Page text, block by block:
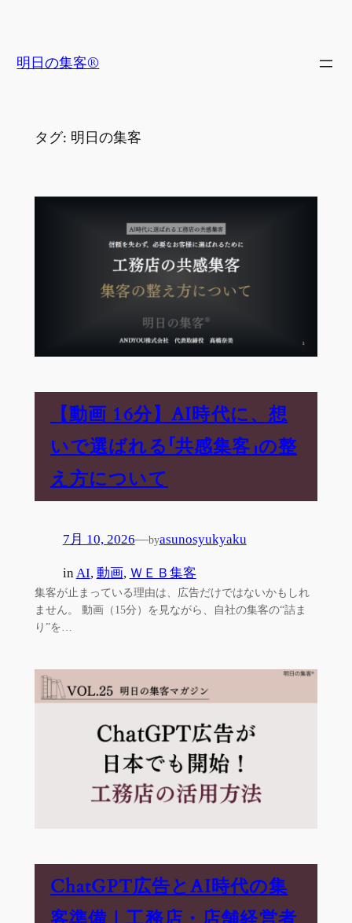
を明日の集客®
タグ: 明日の集客
【動画 16分】AI時代に、想
いで選ばれる「共感集客」の整
え方について
7月 10, 2026—byasunosyukyaku
in AI, 動画, ＷＥＢ集客
集客が止まっている理由は、広告だけではないかもしれ
ません。 動画（15分）を見ながら、自社の集客の“詰ま
り”を…
ChatGPT広告とAI時代の集